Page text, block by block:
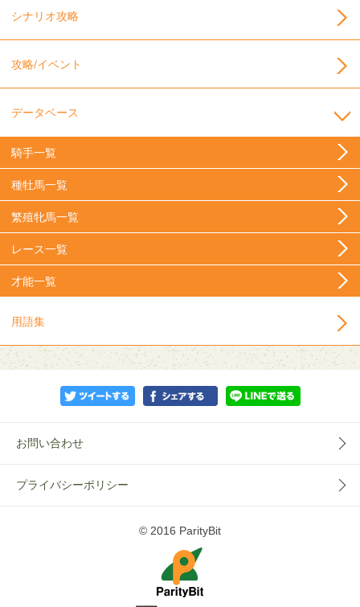
シナリオ攻略
攻略/イベント
データベース
騎手一覧
種牡馬一覧
繁殖牝馬一覧
レース一覧
才能一覧
用語集
お問い合わせ
プライバシーポリシー
© 2016 ParityBit